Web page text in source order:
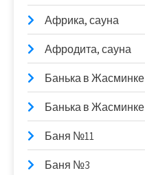
Африка, сауна
Афродита, сауна
Банька в Жасминке
Банька в Жасминке
Баня №11
Баня №3